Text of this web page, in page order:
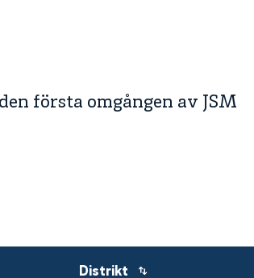
första omgången av JSM
Distrikt